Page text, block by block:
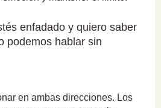
enfadado y quiero saber
podemos hablar sin
en ambas direcciones. Los